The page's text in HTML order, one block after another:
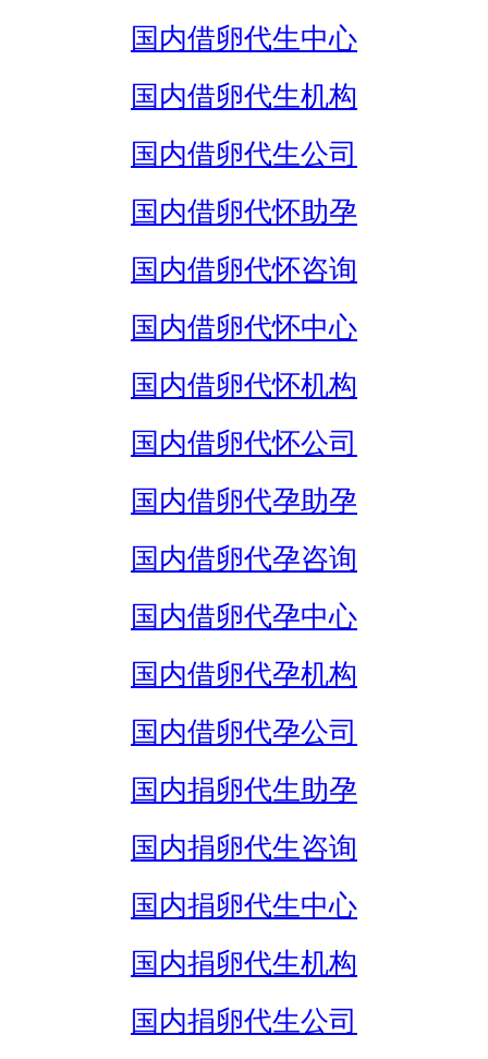
国内借卵代生中心
国内借卵代生机构
国内借卵代生公司
国内借卵代怀助孕
国内借卵代怀咨询
国内借卵代怀中心
国内借卵代怀机构
国内借卵代怀公司
国内借卵代孕助孕
国内借卵代孕咨询
国内借卵代孕中心
国内借卵代孕机构
国内借卵代孕公司
国内捐卵代生助孕
国内捐卵代生咨询
国内捐卵代生中心
国内捐卵代生机构
国内捐卵代生公司